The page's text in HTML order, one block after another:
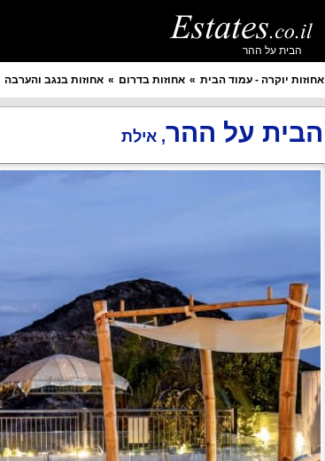
הבית על ההר
אחוזות יוקרה - עמוד הבית אחוזות בדרום אחוזות בנגב והערבה
הבית על ההר, אילת